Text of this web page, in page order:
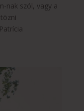
nak szól, vagy a